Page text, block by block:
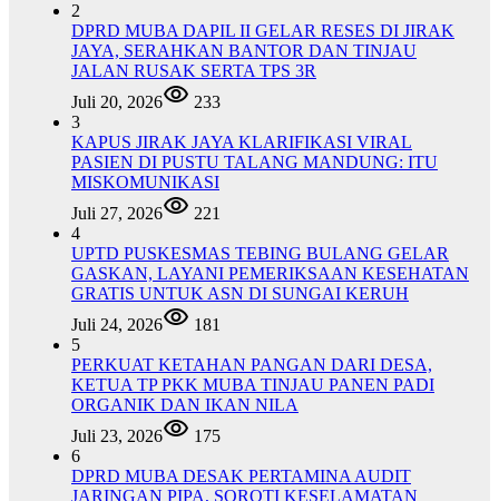
2
DPRD MUBA DAPIL II GELAR RESES DI JIRAK
JAYA, SERAHKAN BANTOR DAN TINJAU
JALAN RUSAK SERTA TPS 3R
Juli 20, 2026
233
3
KAPUS JIRAK JAYA KLARIFIKASI VIRAL
PASIEN DI PUSTU TALANG MANDUNG: ITU
MISKOMUNIKASI
Juli 27, 2026
221
4
UPTD PUSKESMAS TEBING BULANG GELAR
GASKAN, LAYANI PEMERIKSAAN KESEHATAN
GRATIS UNTUK ASN DI SUNGAI KERUH
Juli 24, 2026
181
5
PERKUAT KETAHAN PANGAN DARI DESA,
KETUA TP PKK MUBA TINJAU PANEN PADI
ORGANIK DAN IKAN NILA
Juli 23, 2026
175
6
DPRD MUBA DESAK PERTAMINA AUDIT
JARINGAN PIPA, SOROTI KESELAMATAN